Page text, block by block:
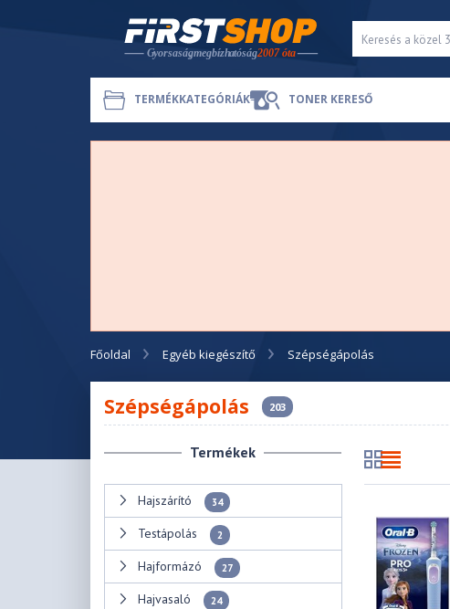
TERMÉKKATEGÓRIÁK TONER KERESŐ
Főoldal Egyéb kiegészítő Szépségápolás
Szépségápolás 203
Termékek
Hajszárító 34
Testápolás 2
Hajformázó 27
Hajvasaló 24